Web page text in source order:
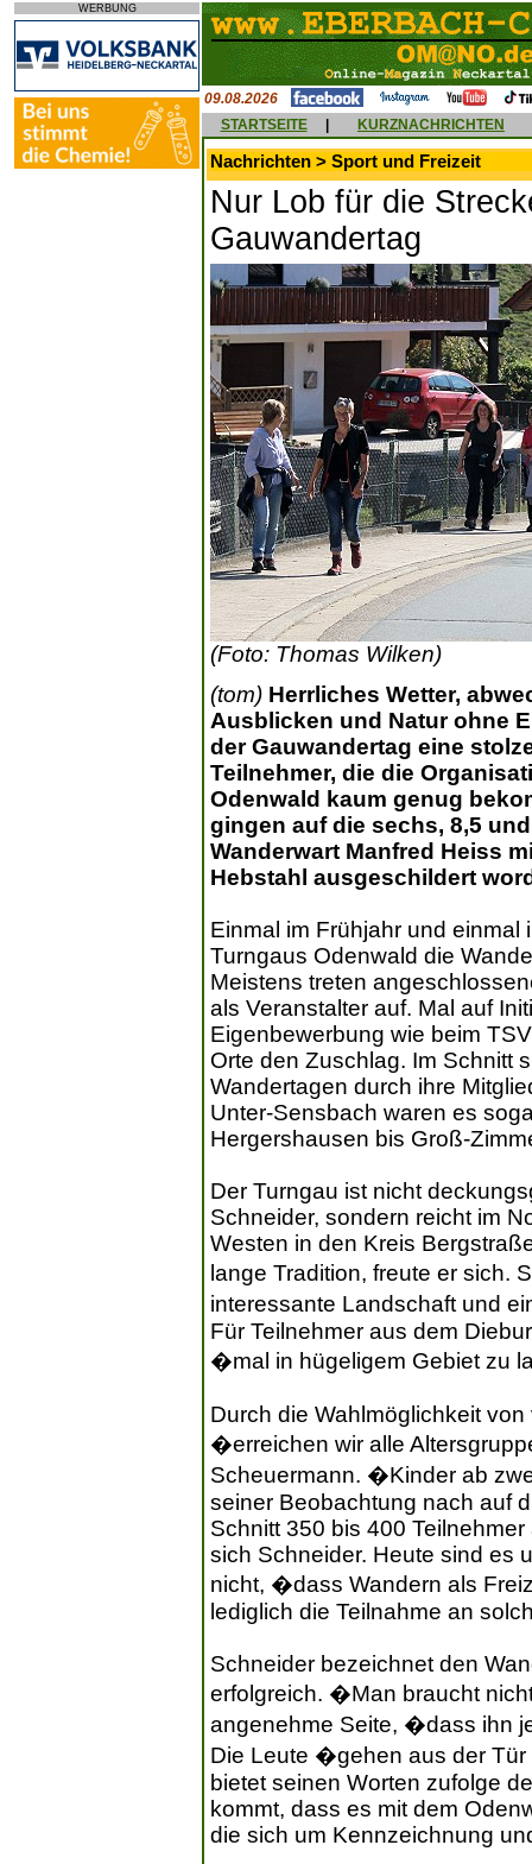
WERBUNG
09.08.2026
STARTSEITE
KURZNACHRICHTEN
Nachrichten > Sport und Freizeit
Nur Lob für die
Gauwandertag
(Foto: Thomas Wilken)
(tom) Herrliches Wetter,
Ausblicken und Natur ohne
der Gauwandertag eine
Teilnehmer, die die
Odenwald kaum genug
gingen auf die sechs, 8,5
Wanderwart Manfred Heiss
Hebstahl ausgeschildert
Einmal im Frühjahr und
Turngaus Odenwald die
Meistens treten
als Veranstalter auf. Mal auf
Eigenbewerbung wie beim
Orte den Zuschlag. Im Schnitt
Wandertagen durch ihre
Unter-Sensbach waren es
Hergershausen bis Groß-
Der Turngau ist nicht
Schneider, sondern reicht im
Westen in den Kreis
lange Tradition, freute er sich.
interessante Landschaft und
Für Teilnehmer aus dem
�mal in hügeligem Gebiet zu
Durch die Wahlmöglichkeit
�erreichen wir alle
Scheuermann. �Kinder ab
seiner Beobachtung nach auf
Schnitt 350 bis 400
sich Schneider. Heute sind es
nicht, �dass Wandern als
lediglich die Teilnahme an
Schneider bezeichnet den
erfolgreich. �Man braucht
angenehme Seite, �dass ihn
Die Leute �gehen aus der
bietet seinen Worten zufolge
kommt, dass es mit dem
die sich um Kennzeichnung